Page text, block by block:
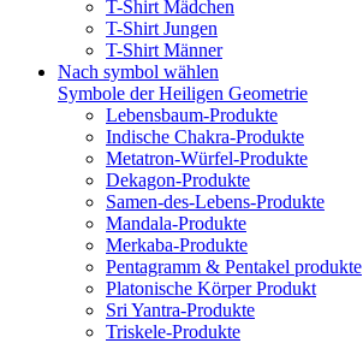
T-Shirt Mädchen
T-Shirt Jungen
T-Shirt Männer
Nach symbol wählen
Symbole der Heiligen Geometrie
Lebensbaum-Produkte
Indische Chakra-Produkte
Metatron-Würfel-Produkte
Dekagon-Produkte
Samen-des-Lebens-Produkte
Mandala-Produkte
Merkaba-Produkte
Pentagramm & Pentakel produkte
Platonische Körper Produkt
Sri Yantra-Produkte
Triskele-Produkte